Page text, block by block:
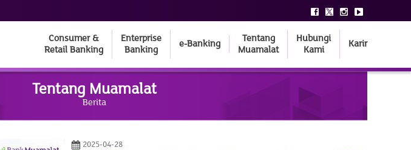
Consumer &
Retail Banking
Enterprise
Banking
e-Banking
Tentang
Muamalat
Hubungi
Kami
Karir
Tentang Muamalat
Berita
2025-04-28